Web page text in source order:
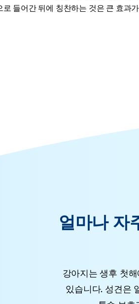
로 들어간 뒤에 칭찬하는 것은 큰 효과
얼마나 자
강아지는 생후 첫
있습니다. 성견은